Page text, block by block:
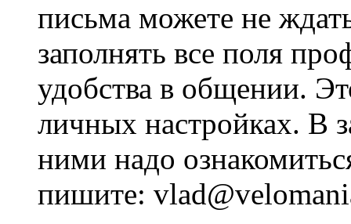
письма можете не
заполнять все поля
удобства в общении.
личных настройках. В
ними надо
пишите: